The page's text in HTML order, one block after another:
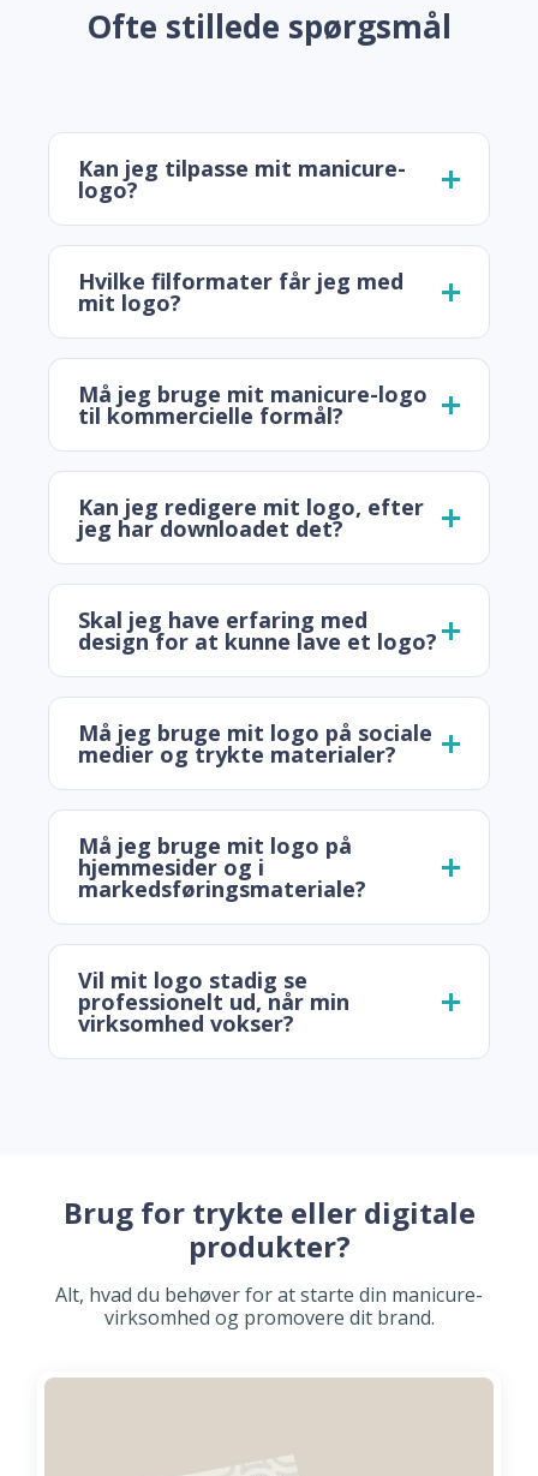
Ofte stillede spørgsmål
Kan jeg tilpasse mit manicure-
logo?
Hvilke filformater får jeg med
mit logo?
Må jeg bruge mit manicure-logo
til kommercielle formål?
Kan jeg redigere mit logo, efter
jeg har downloadet det?
Skal jeg have erfaring med
design for at kunne lave et logo?
Må jeg bruge mit logo på sociale
medier og trykte materialer?
Må jeg bruge mit logo på
hjemmesider og i
markedsføringsmateriale?
Vil mit logo stadig se
professionelt ud, når min
virksomhed vokser?
Brug for trykte eller digitale
produkter?
Alt, hvad du behøver for at starte din manicure-
virksomhed og promovere dit brand.